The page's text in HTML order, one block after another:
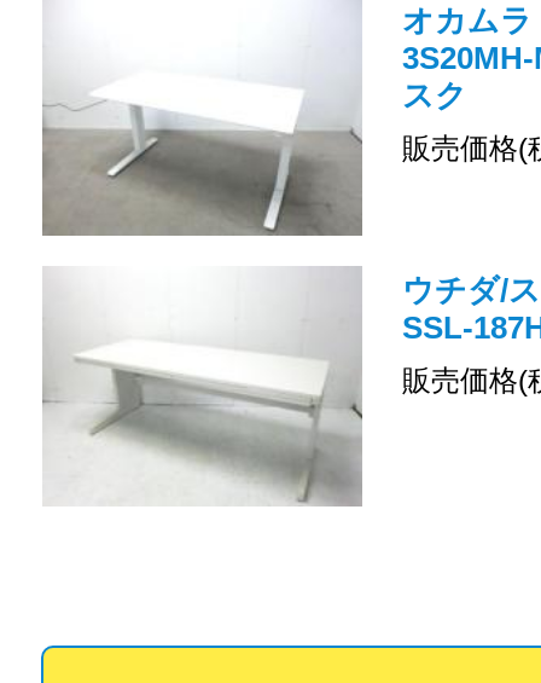
オカム
スク
販売価格(
ウチダ/
SSL-
販売価格(